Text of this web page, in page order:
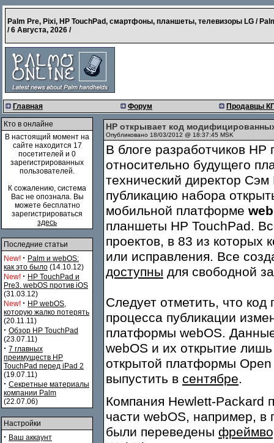
Palm Pre, Pixi, HP TouchPad, смартфоны, планшеты, телевизоры LG /
/6 Августа, 2026 /
Главная Форум Продавцы
Кто в онлайне
В настоящий момент на
сайте находится 17
посетителей и 0
зарегистрированных
пользователей.
К сожалению, система
Вас не опознала. Вы
можете бесплатно
зарегистрироваться
здесь
Последние статьи
New! · Palm и webOS:
как это было (14.10.12)
New! · HP TouchPad и
Pre3. webOS против iOS
(31.03.12)
New! · HP webOS,
которую жалко потерять
(20.11.11)
· Обзор HP TouchPad
(23.07.11)
· 7 главных
преимуществ HP
TouchPad перед iPad 2
(19.07.11)
· Секретные материалы
компании Palm
(22.07.06)
Настройки
· Ваш аккаунт
HP открывает код
Опубликовано 18/03/2012 @ 18:37:45 MSK
В блоге разработчиков
относительно будущего
технический директор
публикацию набора
мобильной платформе
планшеты HP TouchPad.
проектов, в 83 из которых
или исправления. Все
доступны для свободной
Следует отметить, что код
процесса публикации
платформы webOS.
webOS и их открытие
открытой платформы Open
выпустить в сентябре.
Компания Hewlett-Packard
части webOS, например,
были переведены